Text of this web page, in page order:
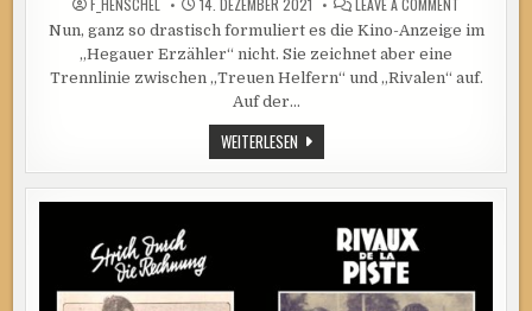
UND
„STRICH
DURCH
Nun, ganz so drastisch formuliert es die Kino-Anzeige im
„Hegauer Erzähler“ nicht. Sie zeichnet aber eine
Trennlinie zwischen „Treuen Helfern“ und „Rivalen“ auf.
Auf der…
WEITERLESEN„FREUND
UND
FEIND“
IN
„STRICH
RECHNUNG“